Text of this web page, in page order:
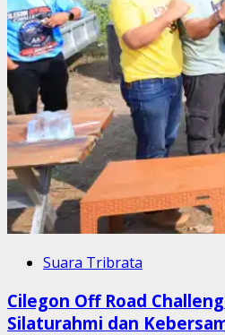
Suara Tribrata
Cilegon Off Road
Silaturahmi dan